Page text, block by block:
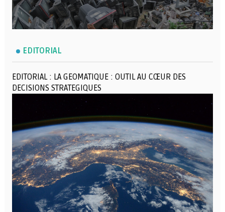
EDITORIAL
EDITORIAL : LA GEOMATIQUE : OUTIL AU CŒUR DES
DECISIONS STRATEGIQUES